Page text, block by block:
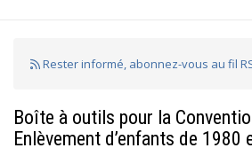
Rester informé, abonnez-vous au fil
Boîte à outils pour la
Enlèvement d’enfants de 1980